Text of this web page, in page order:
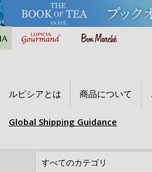
ルピシアとは 商品について
Global Shipping Guidance